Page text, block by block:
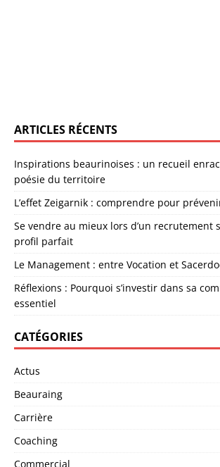
ARTICLES RÉCENTS
Inspirations beaurinoises : un recueil
poésie du territoire
L’effet Zeigarnik : comprendre pour
Se vendre au mieux lors d’un recrutement
profil parfait
Le Management : entre Vocation et
Réflexions : Pourquoi s’investir dans sa
essentiel
CATÉGORIES
Actus
Beauraing
Carrière
Coaching
Commercial